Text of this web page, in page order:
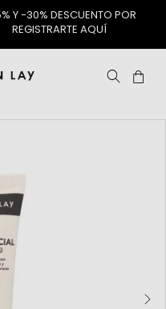
Y -30% DESCUENTO POR
REGISTRARTE AQUÍ